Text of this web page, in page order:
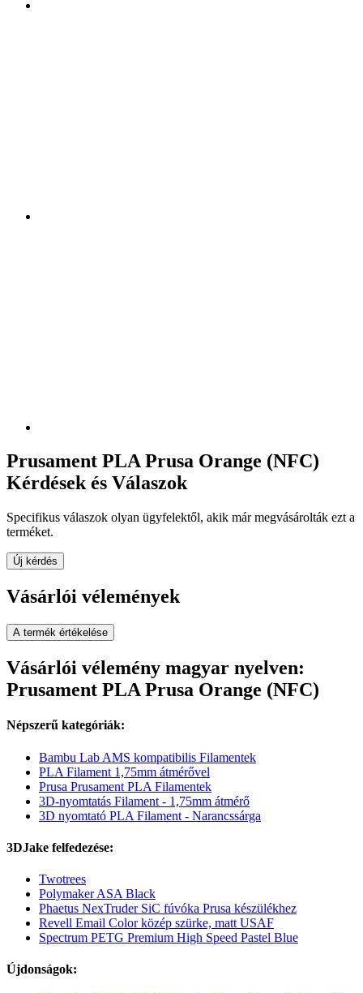
Prusament PLA Prusa Orange (NFC)
Kérdések és Válaszok
Specifikus válaszok olyan ügyfelektől, akik már megvásárolták ezt a
terméket.
Új kérdés
Vásárlói vélemények
A termék értékelése
Vásárlói vélemény magyar nyelven:
Prusament PLA Prusa Orange (NFC)
Népszerű kategóriák:
Bambu Lab AMS kompatibilis Filamentek
PLA Filament 1,75mm átmérővel
Prusa Prusament PLA Filamentek
3D-nyomtatás Filament - 1,75mm átmérő
3D nyomtató PLA Filament - Narancssárga
3DJake felfedezése:
Twotrees
Polymaker ASA Black
Phaetus NexTruder SiC fúvóka Prusa készülékhez
Revell Email Color közép szürke, matt USAF
Spectrum PETG Premium High Speed Pastel Blue
Újdonságok: